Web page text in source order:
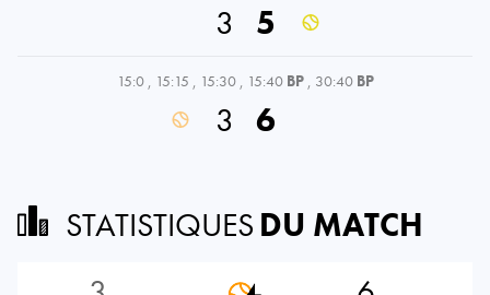
3 5
15:0 , 15:15 , 15:30 , 15:40 BP , 30:40 BP
3 6
STATISTIQUES DU MATCH